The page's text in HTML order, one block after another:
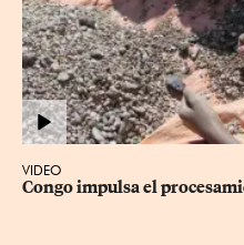
VIDEO
Congo impulsa el